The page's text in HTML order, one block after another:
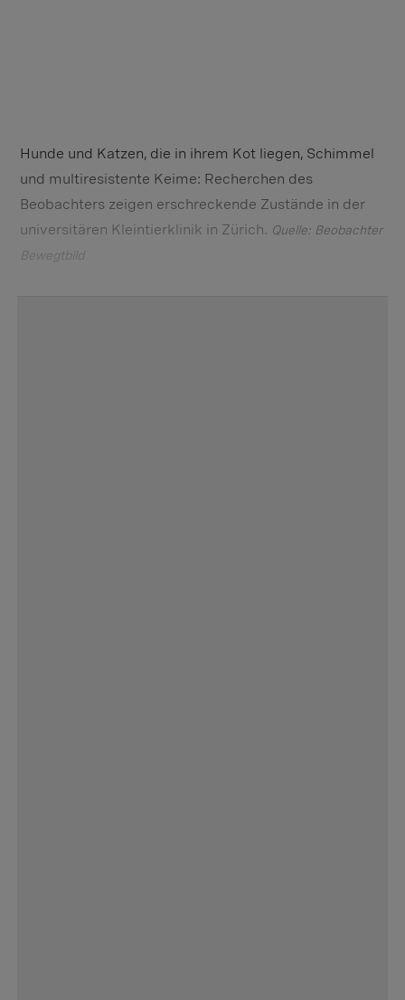
Hunde und Katzen, die in ihrem Kot liegen, Schimmel
und multiresistente Keime: Recherchen des
Beobachters zeigen erschreckende Zustände in der
universitären Kleintierklinik in Zürich. Quelle: Beobachter
Bewegtbild